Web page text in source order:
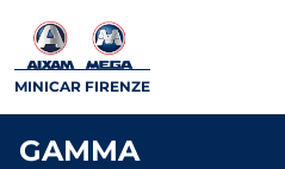
MINICAR FIRENZE
GAMMA